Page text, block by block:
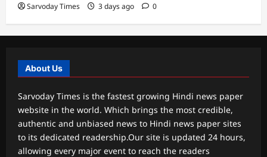
Sarvoday Times 3 days ago 0
About Us
Sarvoday Times is the fastest growing Hindi news paper
website in the world. Which brings the most credible,
authentic and unbiased news to Hindi news paper sites
to its dedicated readership.Our site is updated 24 hours,
allowing every major event to reach the readers